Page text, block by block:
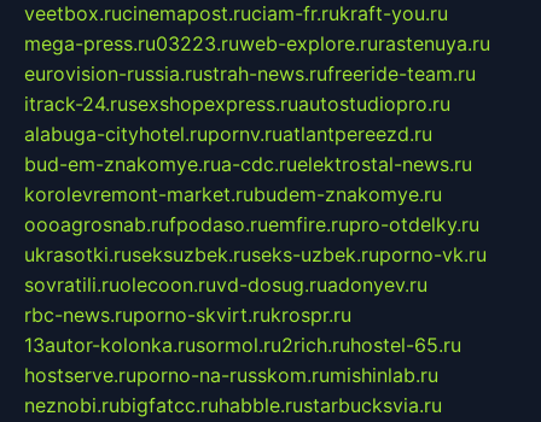
veetbox.rucinemapost.ruciam-fr.rukraft-you.ru
mega-press.ru03223.ruweb-explore.rurastenuya.ru
eurovision-russia.rustrah-news.rufreeride-team.ru
itrack-24.rusexshopexpress.ruautostudiopro.ru
alabuga-cityhotel.rupornv.ruatlantpereezd.ru
bud-em-znakomye.rua-cdc.ruelektrostal-news.ru
korolevremont-market.rubudem-znakomye.ru
oooagrosnab.rufpodaso.ruemfire.rupro-otdelky.ru
ukrasotki.ruseksuzbek.ruseks-uzbek.ruporno-vk.ru
sovratili.ruolecoon.ruvd-dosug.ruadonyev.ru
rbc-news.ruporno-skvirt.rukrospr.ru
13autor-kolonka.rusormol.ru2rich.ruhostel-65.ru
hostserve.ruporno-na-russkom.rumishinlab.ru
neznobi.rubigfatcc.ruhabble.rustarbucksvia.ru